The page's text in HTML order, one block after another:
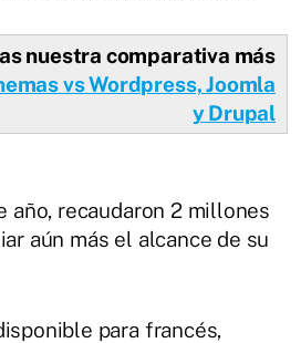
nuestra comparativa más
vs Wordpress, Joomla
y Drupal
año, recaudaron 2 millones
aún más el alcance de su
para francés,